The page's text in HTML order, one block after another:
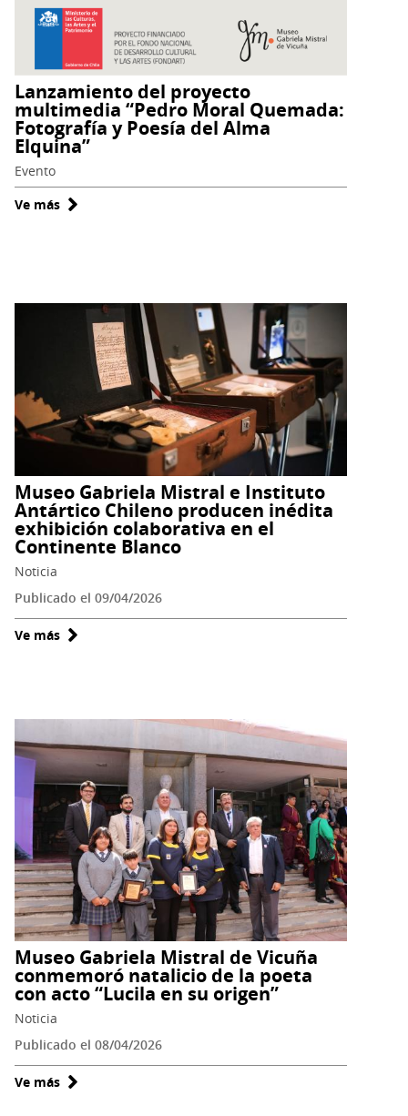
Lanzamiento del proyecto
multimedia “Pedro Moral Quemada:
Fotografía y Poesía del Alma
Elquina”
Evento
Ve más sobre
“Pedro
Moral
Quemada:
Fotografía
Poesía
Alma
Elquina”
Museo Gabriela Mistral e Instituto
Antártico Chileno producen inédita
exhibición colaborativa en el
Continente Blanco
Noticia
Publicado el 09/04/2026
Ve más sobre
Instituto
Antártico
Chileno
producen
inédita
exhibición
colaborativa
en
el
Continente
Blanco
Museo Gabriela Mistral de Vicuña
conmemoró natalicio de la poeta
con acto “Lucila en su origen”
Noticia
Publicado el 08/04/2026
Ve más sobre